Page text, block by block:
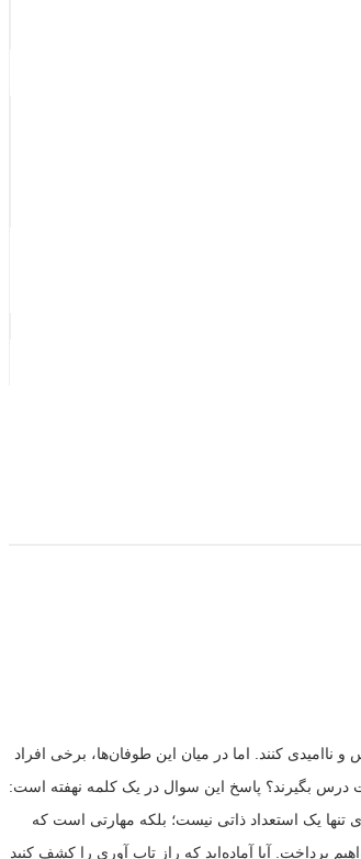
کنند. اما در میان این طوفان‌ها، برخی افراد
درس بگیرند؟ پاسخ این سوال در یک کلمه نهفته است:
تنها یک استعداد ذاتی نیست؛ بلکه مهارتی است که
پرداخت. آیا آماده‌اید که راز تاب‌ آوری را کشف کنید